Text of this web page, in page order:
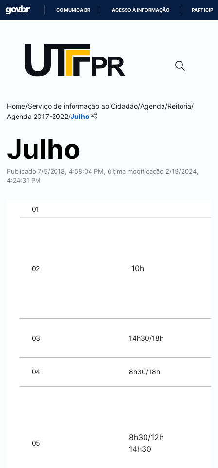
CONTEÚDO
COMUNICA BR ACESSO À INFORMAÇÃO PARTICIPE
Home/Serviço de informação ao Cidadão/Agenda/Reitoria/
Agenda 2017-2022/Julho
Julho
Publicado 7/5/2018, 4:58:04 PM, última modificação 2/19/2024,
4:24:31 PM
01
02 10h
03 14h30/18h
04 8h30/18h
05
8h30/12h
14h30